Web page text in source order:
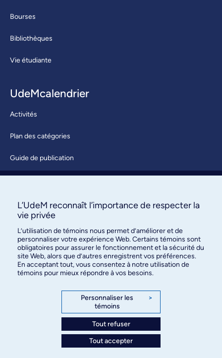
Bourses
Bibliothèques
Vie étudiante
UdeMcalendrier
Activités
Plan des catégories
Guide de publication
À propos / Nous joindre
des relations publiques
3744, rue Jean-Brillant, bureau 490
Montréal (Québec) H3T 1P1
L’UdeM reconnaît l’importance de respecter la
vie privée
L’utilisation de témoins nous permet d’améliorer et de
personnaliser votre expérience Web. Certains témoins sont
obligatoires pour assurer le fonctionnement et la sécurité du
site Web, alors que d’autres enregistrent vos préférences.
En acceptant tout, vous consentez à notre utilisation de
témoins pour mieux répondre à vos besoins.
Personnaliser les
témoins
>
Tout refuser
Tout accepter